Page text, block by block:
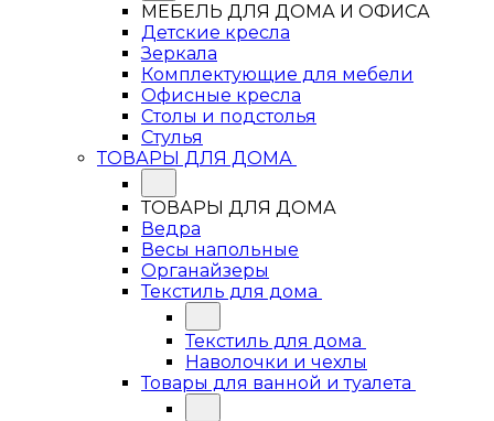
МЕБЕЛЬ ДЛЯ ДОМА И ОФИСА
Детские кресла
Зеркала
Комплектующие для мебели
Офисные кресла
Столы и подстолья
Стулья
ТОВАРЫ ДЛЯ ДОМА
ТОВАРЫ ДЛЯ ДОМА
Ведра
Весы напольные
Органайзеры
Текстиль для дома
Текстиль для дома
Наволочки и чехлы
Товары для ванной и туалета